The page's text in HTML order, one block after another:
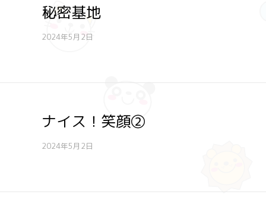
秘密基地
2024年5月2日
ナイス！笑顔②
2024年5月2日